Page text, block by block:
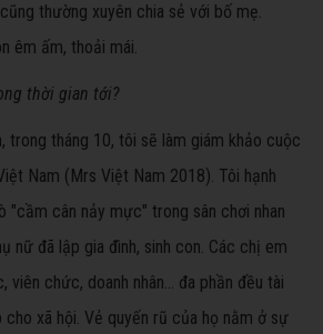
thường xuyên chia sẻ với bố mẹ.
êm ấm, thoải mái.
thời gian tới?
trong tháng 10, tôi sẽ làm giám khảo cuộc
Nam (Mrs Việt Nam 2018). Tôi hạnh
"cầm cân nảy mực" trong sân chơi nhan
nữ đã lập gia đình, sinh con. Các chị em
viên chức, doanh nhân... đa phần đều tài
cho xã hội. Vẻ quyến rũ của họ nằm ở sự